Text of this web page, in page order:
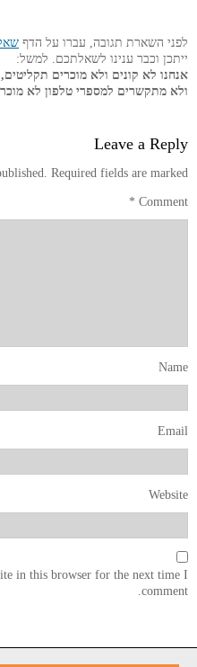
לפני השארת תגובה, עברו על הדף
ייתכן וכבר ענינו לשאלתכם. למשל:
אנחנו לא קונים ולא מוכרים תקליטים,
ולא מתקשרים למספרי טלפון לא
Leave a Reply
Required fields are marked
Comment
*
Name
Email
Website
in this browser for the next time I
comment.